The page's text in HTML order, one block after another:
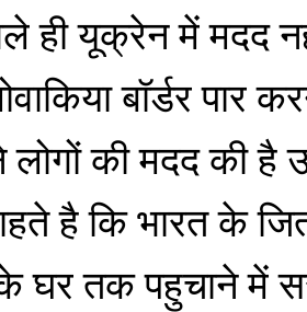
ही यूक्रेन में मदद
बॉर्डर पार
लोगों की मदद की
है कि भारत के
घर तक पहुचाने में